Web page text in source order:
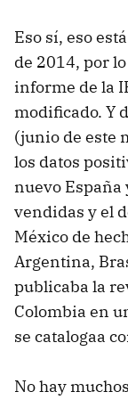
Eso sí, eso
de 2014, por
informe de la
modificado. Y
(junio de este
los datos
nuevo
vendidas y el
México de
Argentina,
publicaba la
Colombia en
se catalogaa
No hay